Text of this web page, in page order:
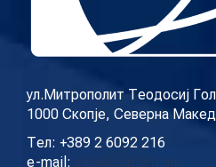
ул.Митрополит Теодосиј
1000 Скопје, Северна
Тел: +389 2 6092 216
e-mail: